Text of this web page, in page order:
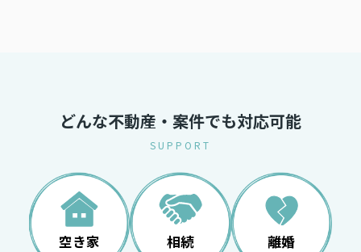
どんな不動産・案件でも対応可能
SUPPORT
空き家 相続 離婚